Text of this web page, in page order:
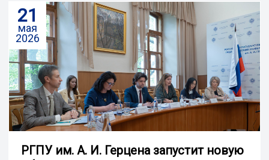
21
мая
2026
РГПУ им. А. И. Герцена запустит новую